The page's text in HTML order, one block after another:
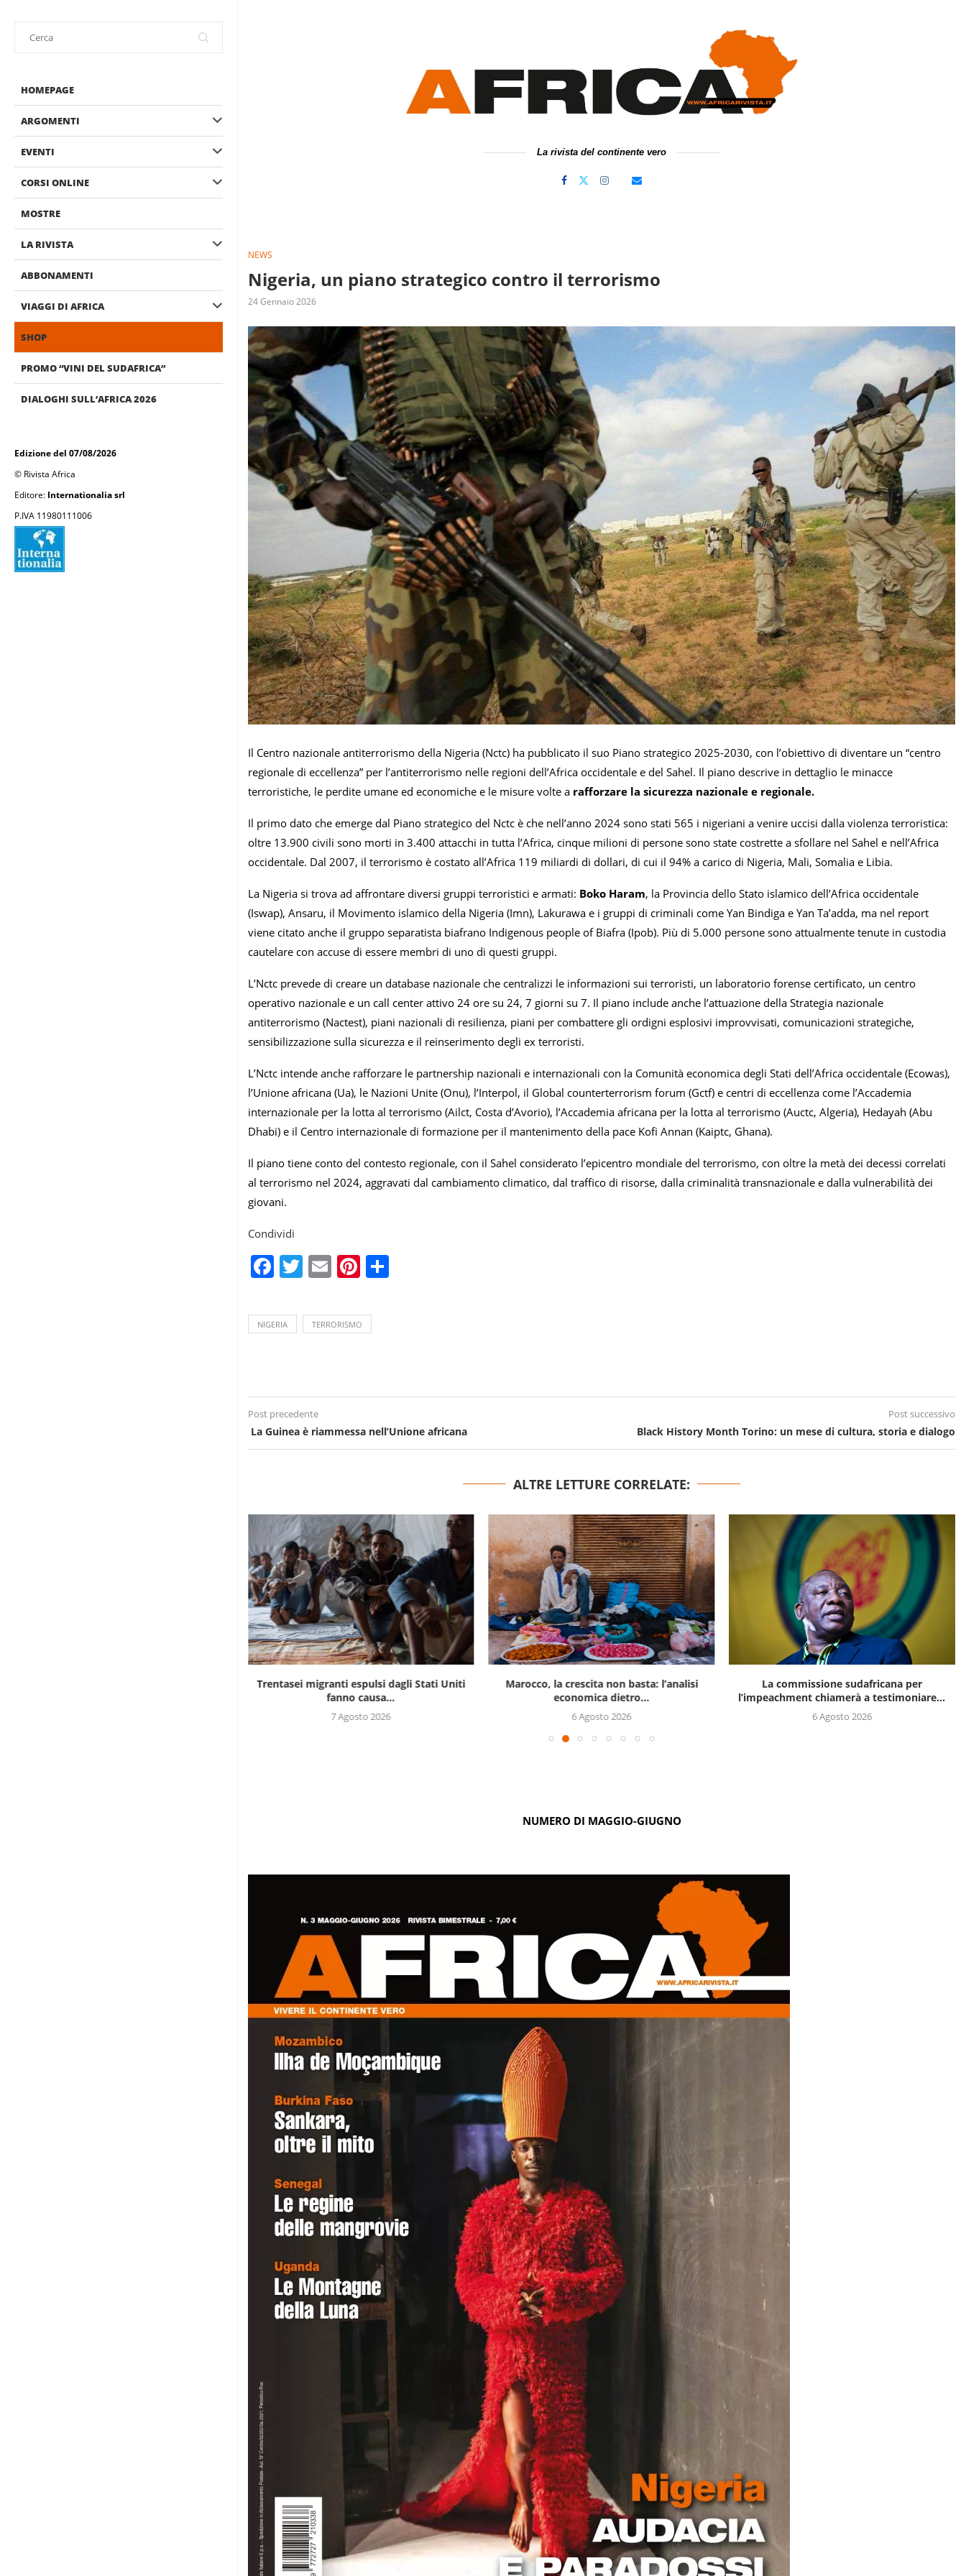
HOMEPAGE
ARGOMENTI
EVENTI
CORSI ONLINE
MOSTRE
LA RIVISTA
ABBONAMENTI
VIAGGI DI AFRICA
SHOP
PROMO “VINI DEL SUDAFRICA”
DIALOGHI SULL’AFRICA 2026
Edizione del 07/08/2026
© Rivista Africa
Editore: Internationalia srl
P.IVA 11980111006
La rivista del continente vero
NEWS
Nigeria, un piano strategico contro il terrorismo
24 Gennaio 2026
Il Centro nazionale antiterrorismo della Nigeria (Nctc) ha pubblicato il suo Piano strategico 2025-2030, con l’obiettivo di diventare un “centro
regionale di eccellenza” per l’antiterrorismo nelle regioni dell’Africa occidentale e del Sahel. Il piano descrive in dettaglio le minacce
terroristiche, le perdite umane ed economiche e le misure volte a rafforzare la sicurezza nazionale e regionale.
Il primo dato che emerge dal Piano strategico del Nctc è che nell’anno 2024 sono stati 565 i nigeriani a venire uccisi dalla violenza terroristica:
oltre 13.900 civili sono morti in 3.400 attacchi in tutta l’Africa, cinque milioni di persone sono state costrette a sfollare nel Sahel e nell’Africa
occidentale. Dal 2007, il terrorismo è costato all’Africa 119 miliardi di dollari, di cui il 94% a carico di Nigeria, Mali, Somalia e Libia.
La Nigeria si trova ad affrontare diversi gruppi terroristici e armati: Boko Haram, la Provincia dello Stato islamico dell’Africa occidentale
(Iswap), Ansaru, il Movimento islamico della Nigeria (Imn), Lakurawa e i gruppi di criminali come Yan Bindiga e Yan Ta’adda, ma nel report
viene citato anche il gruppo separatista biafrano Indigenous people of Biafra (Ipob). Più di 5.000 persone sono attualmente tenute in custodia
cautelare con accuse di essere membri di uno di questi gruppi.
L’Nctc prevede di creare un database nazionale che centralizzi le informazioni sui terroristi, un laboratorio forense certificato, un centro
operativo nazionale e un call center attivo 24 ore su 24, 7 giorni su 7. Il piano include anche l’attuazione della Strategia nazionale
antiterrorismo (Nactest), piani nazionali di resilienza, piani per combattere gli ordigni esplosivi improvvisati, comunicazioni strategiche,
sensibilizzazione sulla sicurezza e il reinserimento degli ex terroristi.
L’Nctc intende anche rafforzare le partnership nazionali e internazionali con la Comunità economica degli Stati dell’Africa occidentale (Ecowas),
l’Unione africana (Ua), le Nazioni Unite (Onu), l’Interpol, il Global counterterrorism forum (Gctf) e centri di eccellenza come l’Accademia
internazionale per la lotta al terrorismo (Ailct, Costa d’Avorio), l’Accademia africana per la lotta al terrorismo (Auctc, Algeria), Hedayah (Abu
Dhabi) e il Centro internazionale di formazione per il mantenimento della pace Kofi Annan (Kaiptc, Ghana).
Il piano tiene conto del contesto regionale, con il Sahel considerato l’epicentro mondiale del terrorismo, con oltre la metà dei decessi correlati
al terrorismo nel 2024, aggravati dal cambiamento climatico, dal traffico di risorse, dalla criminalità transnazionale e dalla vulnerabilità dei
giovani.
Condividi
Facebook
Twitter
EmailPinterest
NIGERIA TERRORISMO
Post precedente
La Guinea è riammessa nell’Unione africana
Post successivo
Black History Month Torino: un mese di cultura, storia e dialogo
ALTRE LETTURE CORRELATE:
Trentasei migranti espulsi dagli Stati Uniti
fanno causa...
7 Agosto 2026
Marocco, la crescita non basta: l’analisi
economica dietro...
6 Agosto 2026
La commissione sudafricana per
l’impeachment chiamerà a testimoniare...
6 Agosto 2026
NUMERO DI MAGGIO-GIUGNO